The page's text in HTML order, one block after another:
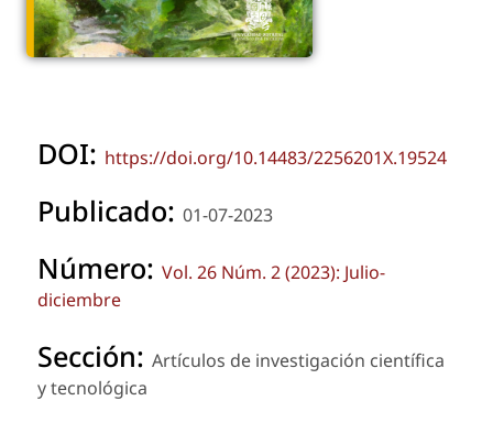
DOI: https://doi.org/10.14483/2256201X.19524
Publicado: 01-07-2023
Número: Vol. 26 Núm. 2 (2023): Julio-
diciembre
Sección: Artículos de investigación científica
y tecnológica